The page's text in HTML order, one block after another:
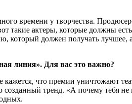
времени у творчества.
такие актеры, которые должны
который должен получать лучшее,
линия». Для вас это важно?
что премии уничтожают
созданный тренд. «А почему тебя